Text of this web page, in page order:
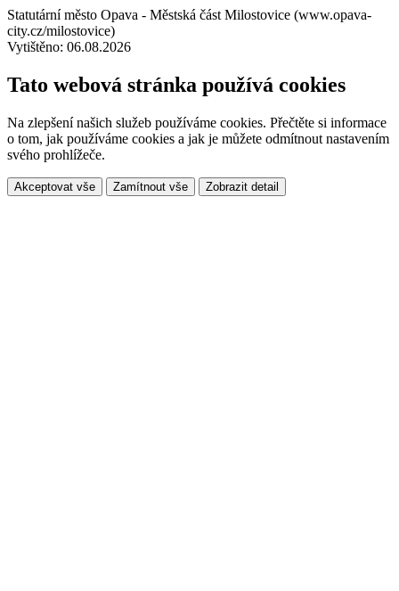
Statutární město Opava - Městská část Milostovice (www.opava-
city.cz/milostovice)
Vytištěno: 06.08.2026
Tato webová stránka používá cookies
Na zlepšení našich služeb používáme cookies. Přečtěte si informace
o tom, jak používáme cookies a jak je můžete odmítnout nastavením
svého prohlížeče.
Akceptovat vše Zamítnout vše Zobrazit detail